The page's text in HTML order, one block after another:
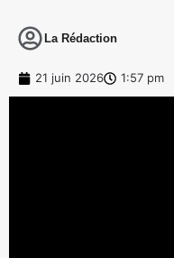
La Rédaction
21 juin 2026 1:57 pm